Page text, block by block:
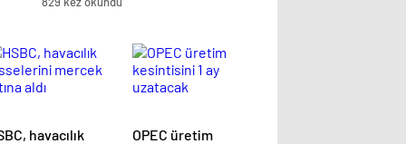
havacılık
OPEC üretim